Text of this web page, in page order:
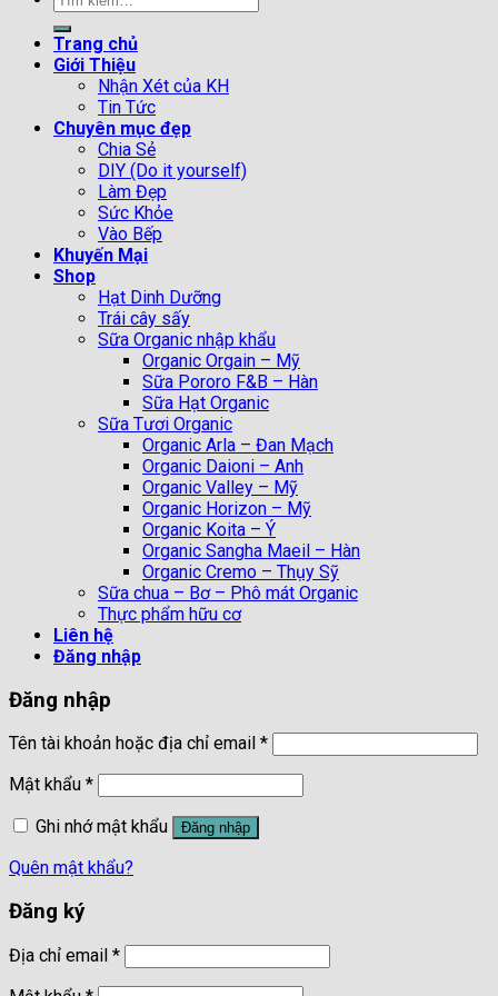
kiếm:
Trang chủ
Giới Thiệu
Nhận Xét của KH
Tin Tức
Chuyên mục đẹp
Chia Sẻ
DIY (Do it yourself)
Làm Đẹp
Sức Khỏe
Vào Bếp
Khuyến Mại
Shop
Hạt Dinh Dưỡng
Trái cây sấy
Sữa Organic nhập khẩu
Organic Orgain – Mỹ
Sữa Pororo F&B – Hàn
Sữa Hạt Organic
Sữa Tươi Organic
Organic Arla – Đan Mạch
Organic Daioni – Anh
Organic Valley – Mỹ
Organic Horizon – Mỹ
Organic Koita – Ý
Organic Sangha Maeil – Hàn
Organic Cremo – Thụy Sỹ
Sữa chua – Bơ – Phô mát Organic
Thực phẩm hữu cơ
Liên hệ
Đăng nhập
Đăng nhập
Tên tài khoản hoặc địa chỉ email *
Mật khẩu *
Ghi nhớ mật khẩu
Đăng nhập
Quên mật khẩu?
Đăng ký
Địa chỉ email *